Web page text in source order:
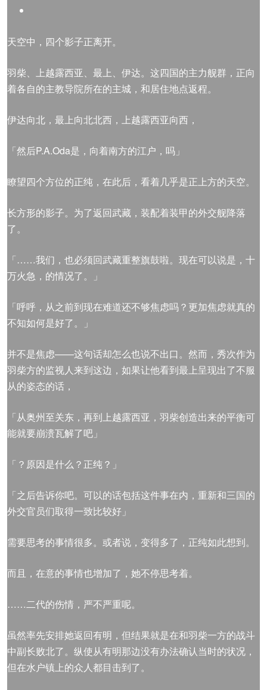
天空中，四个影子正离开。
羽柴、上越露西亚、最上、伊达。这四国的主力舰群，正向
着各自的主教导院所在的主城，和居住地点返程。
伊达向北，最上向北北西，上越露西亚向西，
「然后P.A.Oda是，向着南方的江户，吗」
瞭望四个方位的正纯，在此后，看着几乎是正上方的天空。
长方形的影子。为了返回武藏，装配着装甲的外交舰降落
了。
「……我们，也必须回武藏重整旗鼓啦。现在可以说是，十
万火急，的情况了。」
「呼呼，从之前到现在难道还不够焦虑吗？更加焦虑就真的
不知如何是好了。」
并不是焦虑——这句话却怎么也说不出口。然而，秀次作为
羽柴方的监视人来到这边，如果让他看到最上呈现出了不服
从的姿态的话，
「从奥州至关东，再到上越露西亚，羽柴创造出来的平衡可
能就要崩溃瓦解了吧」
「？原因是什么？正纯？」
「之后告诉你吧。可以的话包括这件事在内，重新和三国的
外交官员们取得一致比较好」
需要思考的事情很多。或者说，变得多了，正纯如此想到。
而且，在意的事情也增加了，她不停思考着。
……二代的伤情，严不严重呢。
虽然率先安排她返回有明，但结果就是在和羽柴一方的战斗
中副长败北了。纵使从有明那边没有办法确认当时的状况，
但在水户镇上的众人都目击到了。